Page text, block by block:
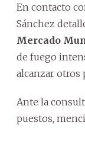
En contacto
Sánchez
Mercado
de fuego
alcanzar otros
Ante la
puestos,